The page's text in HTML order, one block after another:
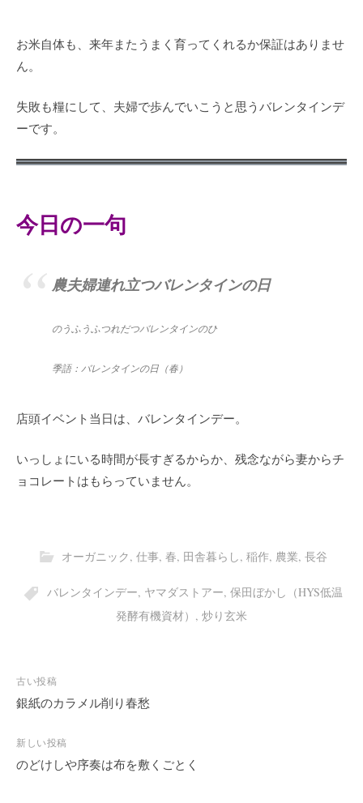
お米自体も、来年またうまく育ってくれるか保証はありませ
ん。
失敗も糧にして、夫婦で歩んでいこうと思うバレンタインデ
ーです。
今日の一句
農夫婦連れ立つバレンタインの日
のうふうふつれだつバレンタインのひ
季語：バレンタインの日（春）
店頭イベント当日は、バレンタインデー。
いっしょにいる時間が長すぎるからか、残念ながら妻からチ
ョコレートはもらっていません。
オーガニック, 仕事, 春, 田舎暮らし, 稲作, 農業, 長谷
バレンタインデー, ヤマダストアー, 保田ぼかし（HYS低温
発酵有機資材） , 炒り玄米
投
稿
ビ
ゲ
古い投稿
銀紙のカラメル削り春愁
新しい投稿
のどけしや序奏は布を敷くごとく